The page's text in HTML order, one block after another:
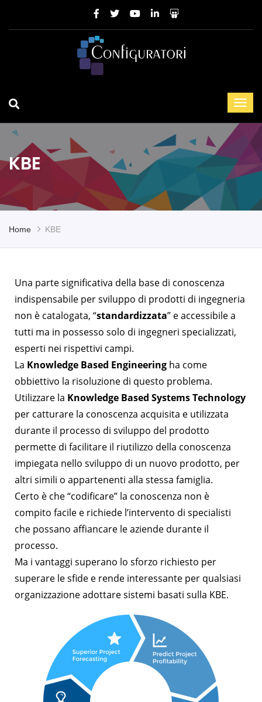
KBE
Home KBE
Una parte significativa della base di conoscenza
indispensabile per sviluppo di prodotti di ingegneria
non è catalogata, “standardizzata” e accessibile a
tutti ma in possesso solo di ingegneri specializzati,
esperti nei rispettivi campi.
La Knowledge Based Engineering ha come
obbiettivo la risoluzione di questo problema.
Utilizzare la Knowledge Based Systems Technology
per catturare la conoscenza acquisita e utilizzata
durante il processo di sviluppo del prodotto
permette di facilitare il riutilizzo della conoscenza
impiegata nello sviluppo di un nuovo prodotto, per
altri simili o appartenenti alla stessa famiglia.
Certo è che “codificare” la conoscenza non è
compito facile e richiede l’intervento di specialisti
che possano affiancare le aziende durante il
processo.
Ma i vantaggi superano lo sforzo richiesto per
superare le sfide e rende interessante per qualsiasi
organizzazione adottare sistemi basati sulla KBE.